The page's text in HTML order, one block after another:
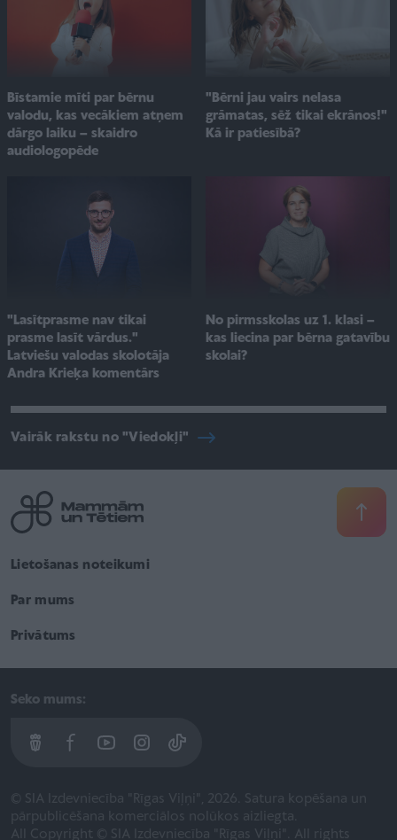
Bīstamie mīti par bērnu
valodu, kas vecākiem atņem
dārgo laiku – skaidro
audiologopēde
"Bērni jau vairs nelasa
grāmatas, sēž tikai ekrānos!"
Kā ir patiesībā?
"Lasītprasme nav tikai
prasme lasīt vārdus."
Latviešu valodas skolotāja
Andra Krieķa komentārs
No pirmsskolas uz 1. klasi –
kas liecina par bērna gatavību
skolai?
Vairāk rakstu no "Viedokļi"
Lietošanas noteikumi
Par mums
Privātums
Seko mums:
© SIA Izdevniecība "Rīgas Viļņi", 2026. Satura kopēšana un
pārpublicēšana komerciālos nolūkos aizliegta.
All Copyright © SIA Izdevniecība "Rīgas Viļņi". All rights